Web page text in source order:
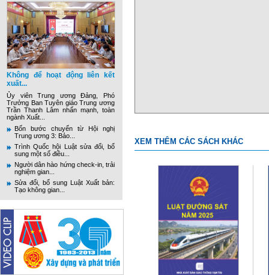
Không để hoạt động liên kết
xuất...
Ủy viên Trung ương Đảng, Phó
Trưởng Ban Tuyên giáo Trung ương
Trần Thanh Lâm nhấn mạnh, toàn
ngành Xuất...
Bốn bước chuyển từ Hội nghị
Trung ương 3: Bảo...
Trình Quốc hội Luật sửa đổi, bổ
sung một số điều...
Người dân hào hứng check-in, trải
nghiệm gian...
Sửa đổi, bổ sung Luật Xuất bản:
Tạo không gian...
XEM THÊM CÁC SÁCH KHÁC